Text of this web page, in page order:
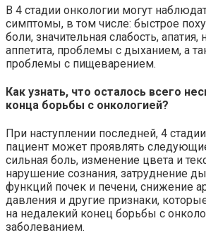
В 4 стадии онкологии могут
симптомы, в том числе: быстрое
боли, значительная слабость,
аппетита, проблемы с дыханием, а
проблемы с пищеварением.
Как узнать, что осталось всего
конца борьбы с онкологией?
При наступлении последней, 4
пациент может проявлять
сильная боль, изменение цвета и
нарушение сознания, затруднение
функций почек и печени, снижение
давления и другие признаки,
на недалекий конец борьбы с
заболеванием.